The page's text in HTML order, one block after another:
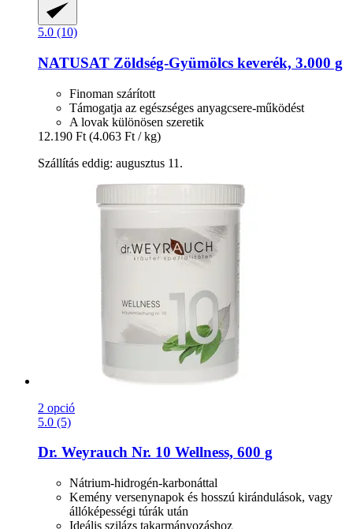
5.0 (10)
NATUSAT Zöldség-​Gyümölcs keverék, 3.000 g
Finoman szárított
Támogatja az egészséges anyagcsere-működést
A lovak különösen szeretik
12.190 Ft (4.063 Ft / kg)
Szállítás eddig: augusztus 11.
2 opció
5.0 (5)
Dr. Weyrauch Nr. 10 Wellness, 600 g
Nátrium-hidrogén-karbonáttal
Kemény versenynapok és hosszú kirándulások, vagy
állóképességi túrák után
Ideális szilázs takarmányozáshoz